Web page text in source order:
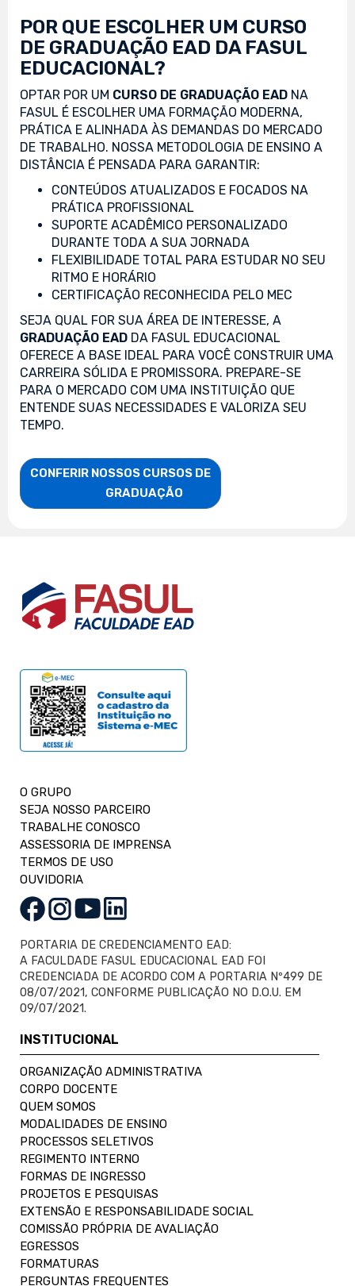
POR QUE ESCOLHER UM CURSO
DE GRADUAÇÃO EAD DA FASUL
EDUCACIONAL?
OPTAR POR UM CURSO DE GRADUAÇÃO EAD NA
FASUL É ESCOLHER UMA FORMAÇÃO MODERNA,
PRÁTICA E ALINHADA ÀS DEMANDAS DO MERCADO
DE TRABALHO. NOSSA METODOLOGIA DE ENSINO A
DISTÂNCIA É PENSADA PARA GARANTIR:
CONTEÚDOS ATUALIZADOS E FOCADOS NA
PRÁTICA PROFISSIONAL
SUPORTE ACADÊMICO PERSONALIZADO
DURANTE TODA A SUA JORNADA
FLEXIBILIDADE TOTAL PARA ESTUDAR NO SEU
RITMO E HORÁRIO
CERTIFICAÇÃO RECONHECIDA PELO MEC
SEJA QUAL FOR SUA ÁREA DE INTERESSE, A
GRADUAÇÃO EAD DA FASUL EDUCACIONAL
OFERECE A BASE IDEAL PARA VOCÊ CONSTRUIR UMA
CARREIRA SÓLIDA E PROMISSORA. PREPARE-SE
PARA O MERCADO COM UMA INSTITUIÇÃO QUE
ENTENDE SUAS NECESSIDADES E VALORIZA SEU
TEMPO.
CONFERIR NOSSOS CURSOS DE
                    GRADUAÇÃO
O GRUPO
SEJA NOSSO PARCEIRO
TRABALHE CONOSCO
ASSESSORIA DE IMPRENSA
TERMOS DE USO
OUVIDORIA
PORTARIA DE CREDENCIAMENTO EAD:
A FACULDADE FASUL EDUCACIONAL EAD FOI
CREDENCIADA DE ACORDO COM A PORTARIA Nº499 DE
08/07/2021, CONFORME PUBLICAÇÃO NO D.O.U. EM
09/07/2021.
INSTITUCIONAL
ORGANIZAÇÃO ADMINISTRATIVA
CORPO DOCENTE
QUEM SOMOS
MODALIDADES DE ENSINO
PROCESSOS SELETIVOS
REGIMENTO INTERNO
FORMAS DE INGRESSO
PROJETOS E PESQUISAS
EXTENSÃO E RESPONSABILIDADE SOCIAL
COMISSÃO PRÓPRIA DE AVALIAÇÃO
EGRESSOS
FORMATURAS
PERGUNTAS FREQUENTES